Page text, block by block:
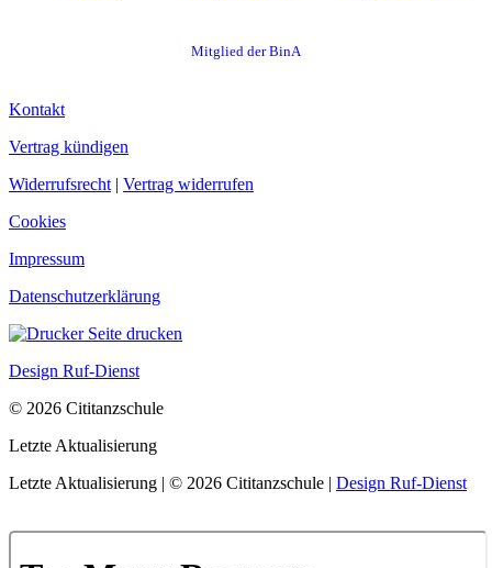
Mitglied der BinA
Kontakt
Vertrag kündigen
Widerrufsrecht | Vertrag widerrufen
Cookies
Impressum
Datenschutzerklärung
Seite drucken
Design Ruf-Dienst
© 2026 Cititanzschule
Letzte Aktualisierung
Letzte Aktualisierung | © 2026 Cititanzschule | Design Ruf-Dienst